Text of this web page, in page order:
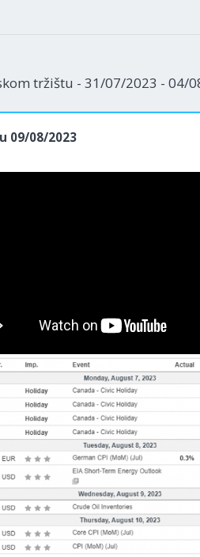
tržištu - 31/07/2023 - 04/
09/08/2023